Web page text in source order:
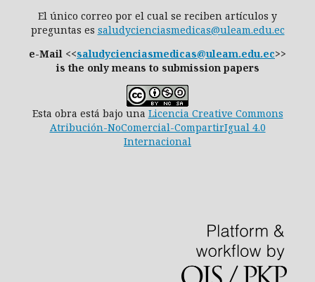
El único correo por el cual se reciben artículos y
preguntas es saludycienciasmedicas@uleam.edu.ec
e-Mail <<saludycienciasmedicas@uleam.edu.ec>>
is the only means to submission papers
Esta obra está bajo una Licencia Creative Commons
Atribución-NoComercial-CompartirIgual 4.0
Internacional